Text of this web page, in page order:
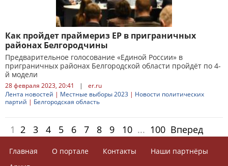
Как пройдет праймериз ЕР в приграничных
районах Белгородчины
Предварительное голосование «Единой России» в
приграничных районах Белгородской области пройдёт по 4-
й модели
28 февраля 2023, 20:41 |
er.ru
Лента новостей | Местные выборы 2023 | Новости политических
партий | Белгородская область
1 2 3 4 5 6 7 8 9 10 ... 100 Вперед
Главная О портале Контакты
Наши партнёры